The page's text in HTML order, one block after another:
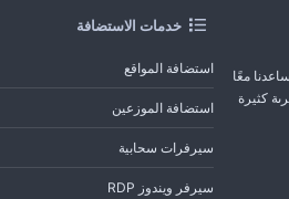
معًا
كثيرة
خدمات الاستضافة
استضافة المواقع
استضافة الموزعين
سيرفرات سحابية
سيرفر ويندوز RDP